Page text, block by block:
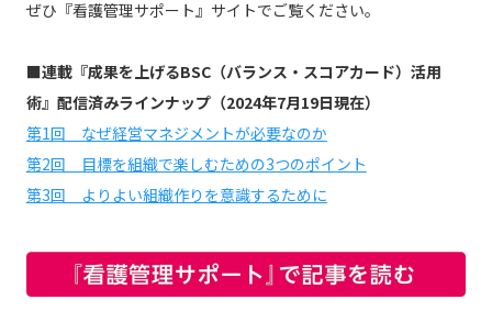
ぜひ『看護管理サポート』サイトでご覧ください。
■連載『成果を上げるBSC（バランス・スコアカード）活用
術』配信済みラインナップ（2024年7月19日現在）
第1回 なぜ経営マネジメントが必要なのか
第2回 目標を組織で楽しむための3つのポイント
第3回 よりよい組織作りを意識するために